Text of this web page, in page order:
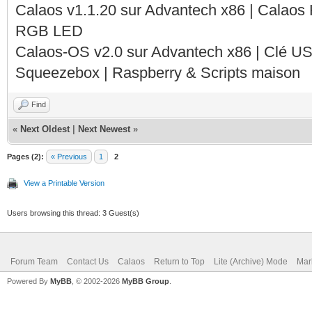
Calaos v1.1.20 sur Advantech x86 |
RGB LED
Calaos-OS v2.0 sur Advantech x86 | Clé
Squeezebox | Raspberry & Scripts maison
Find
« Next Oldest Next Newest »
Pages (2): « Previous 1 2
View a Printable Version
Users browsing this thread: 3 Guest(s)
Forum Team Contact Us Calaos Return to Top Lite (Archive) Mode
Powered By MyBB , © 2002-2026 MyBB Group